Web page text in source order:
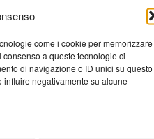
come i cookie per memorizzare
a queste tecnologie ci
di navigazione o ID unici su questo
negativamente su alcune